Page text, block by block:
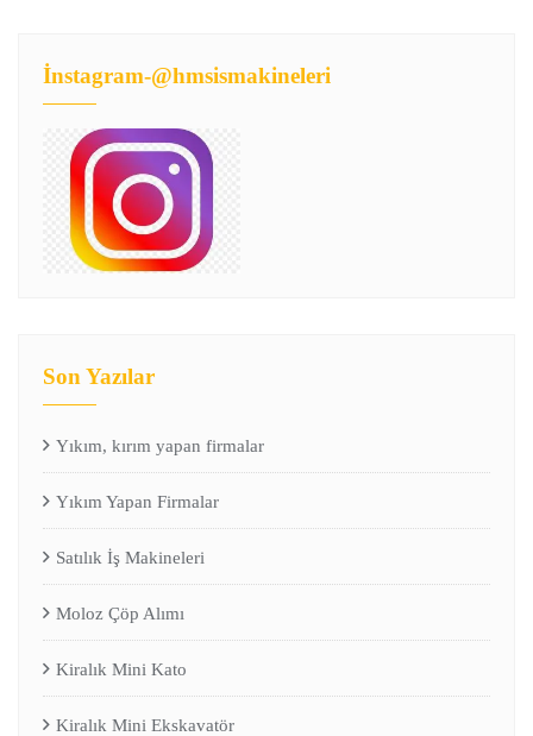
İnstagram-@hmsismakineleri
Son Yazılar
Yıkım, kırım yapan firmalar
Yıkım Yapan Firmalar
Satılık İş Makineleri
Moloz Çöp Alımı
Kiralık Mini Kato
Kiralık Mini Ekskavatör